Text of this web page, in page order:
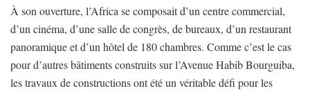
À son ouverture, l’Africa se composait d’un centre commercial,
d’un cinéma, d’une salle de congrès, de bureaux, d’un restaurant
panoramique et d’un hôtel de 180 chambres. Comme c’est le cas
pour d’autres bâtiments construits sur l’Avenue Habib Bourguiba,
les travaux de constructions ont été un véritable défi pour les